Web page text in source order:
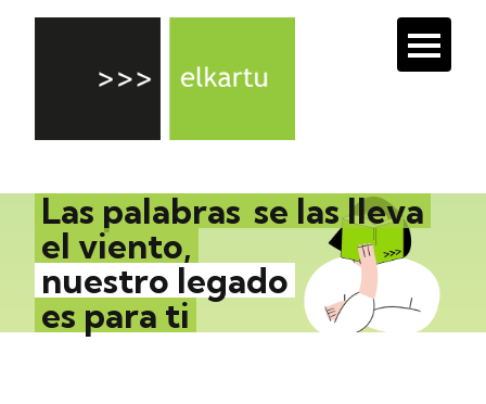
Las palabras se las lleva
el viento,
nuestro legado
es para ti